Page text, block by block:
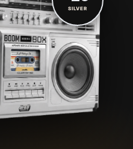
SILVER